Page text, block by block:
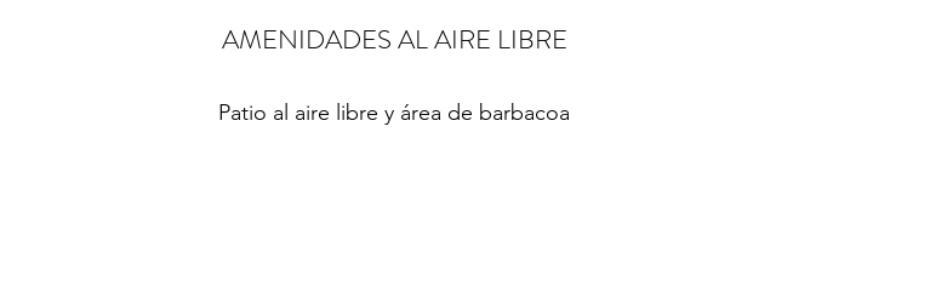
AMENIDADES AL AIRE LIBRE
Patio al aire libre y área de barbacoa